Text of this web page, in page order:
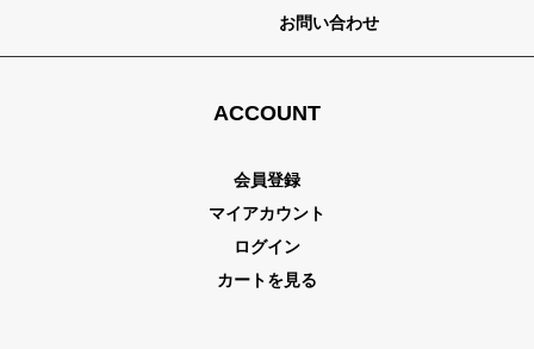
お問い合わせ
ACCOUNT
会員登録
マイアカウント
ログイン
カートを見る